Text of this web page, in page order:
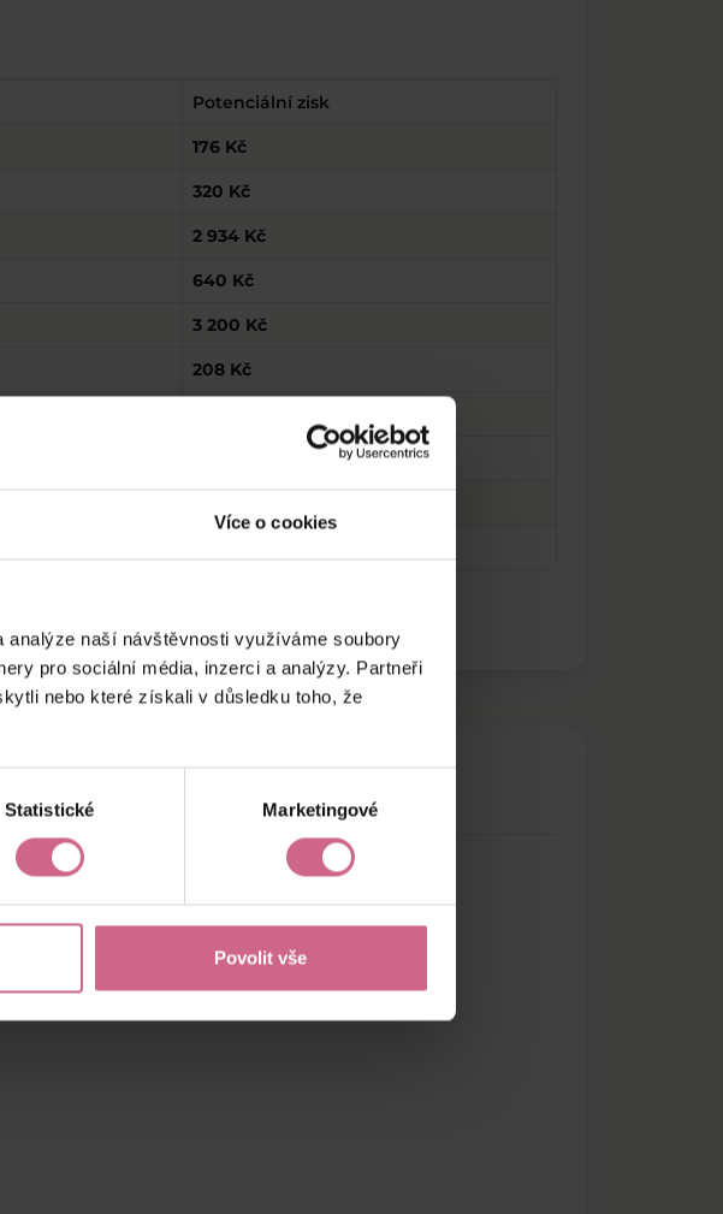
Více o cookies
naší návštěvnosti využíváme soubory
pro sociální média, inzerci a analýzy. Partneři
nebo které získali v důsledku toho, že
Statistické Marketingové
Povolit vše
Potenciální zisk
176 Kč
320 Kč
2 934 Kč
640 Kč
3 200 Kč
208 Kč